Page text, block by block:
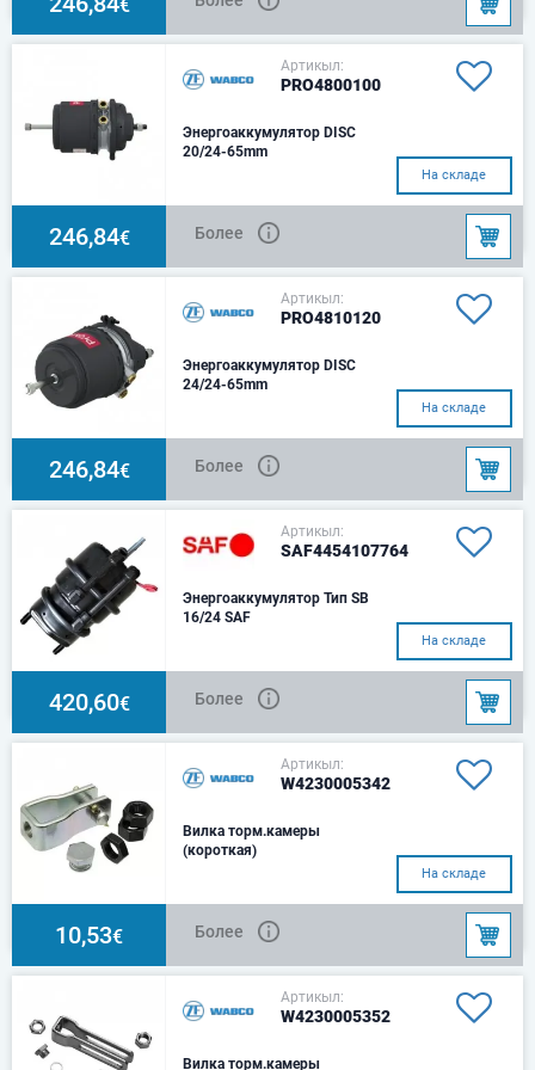
€
Артикыл:
PRO4800100
Энергоаккумулятор DISC
20/24-65mm
1,5Соединительный порт/
фитинг - M22×1,5/VOSS
232Специфик
На складе
246,84€ Более
Артикыл:
PRO4810120
Энергоаккумулятор DISC
24/24-65mm
На складе
246,84€ Более
Артикыл:
SAF4454107764
Энергоаккумулятор Тип SB
16/24 SAF
На складе
420,60€ Более
Артикыл:
W4230005342
Вилка торм.камеры
(короткая)
2Шестигранная гайка: 1x BM
16x1.5, 2x M 16x1.5Колпачо
На складе
10,53€ Более
Артикыл:
W4230005352
Вилка торм.камеры